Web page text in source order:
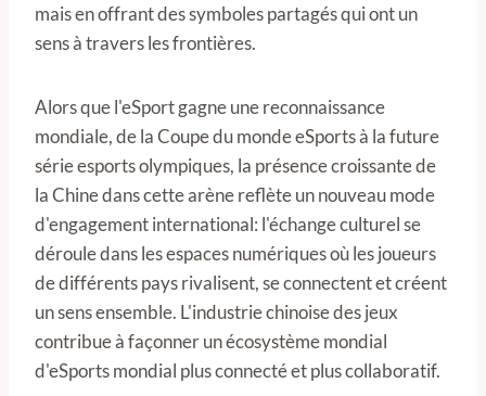
mais en offrant des symboles partagés qui ont un
sens à travers les frontières.
Alors que l'eSport gagne une reconnaissance
mondiale, de la Coupe du monde eSports à la future
série esports olympiques, la présence croissante de
la Chine dans cette arène reflète un nouveau mode
d'engagement international: l'échange culturel se
déroule dans les espaces numériques où les joueurs
de différents pays rivalisent, se connectent et créent
un sens ensemble. L'industrie chinoise des jeux
contribue à façonner un écosystème mondial
d'eSports mondial plus connecté et plus collaboratif.